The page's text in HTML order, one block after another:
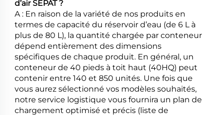
d’air SEPAT ?
A : En raison de la variété de nos produits en
termes de capacité du réservoir d’eau (de 6 L à
plus de 80 L), la quantité chargée par conteneur
dépend entièrement des dimensions
spécifiques de chaque produit. En général, un
conteneur de 40 pieds à toit haut (40HQ) peut
contenir entre 140 et 850 unités. Une fois que
vous aurez sélectionné vos modèles souhaités,
notre service logistique vous fournira un plan de
chargement optimisé et précis (liste de